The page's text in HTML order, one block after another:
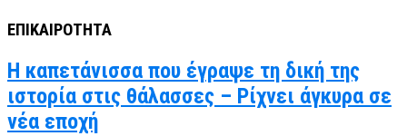
ΕΠΙΚΑΙΡΟΤΗΤΑ
Η καπετάνισσα που έγραψε τη δική της
ιστορία στις θάλασσες – Ρίχνει άγκυρα σε
νέα εποχή